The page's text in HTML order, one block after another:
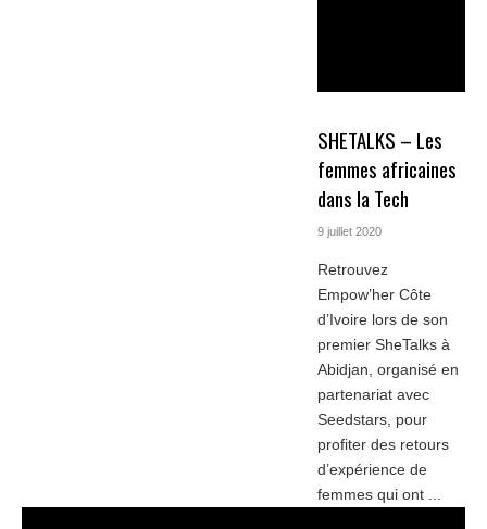
SHETALKS – Les
femmes africaines
dans la Tech
9 juillet 2020
Retrouvez
Empow’her Côte
d’Ivoire lors de son
premier SheTalks à
Abidjan, organisé en
partenariat avec
Seedstars, pour
profiter des retours
d’expérience de
femmes qui ont ...